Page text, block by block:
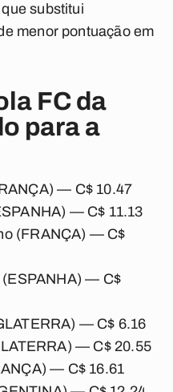
substitui
menor pontuação em
FC da
para a
— C$ 10.47
— C$ 11.13
(FRANÇA) — C$
(ESPANHA) — C$
— C$ 6.16
— C$ 20.55
— C$ 16.61